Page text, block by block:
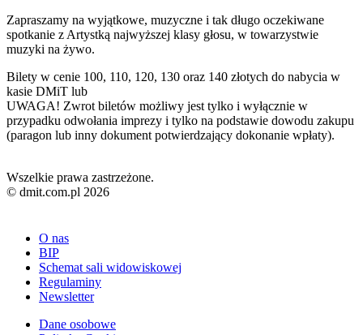
Zapraszamy na wyjątkowe, muzyczne i tak długo oczekiwane
spotkanie z Artystką najwyższej klasy głosu, w towarzystwie
muzyki na żywo.
Bilety w cenie 100, 110, 120, 130 oraz 140 złotych do nabycia w
kasie DMiT lub
UWAGA! Zwrot biletów możliwy jest tylko i wyłącznie w
przypadku odwołania imprezy i tylko na podstawie dowodu zakupu
(paragon lub inny dokument potwierdzający dokonanie wpłaty).
Wszelkie prawa zastrzeżone.
© dmit.com.pl 2026
O nas
BIP
Schemat sali widowiskowej
Regulaminy
Newsletter
Dane osobowe